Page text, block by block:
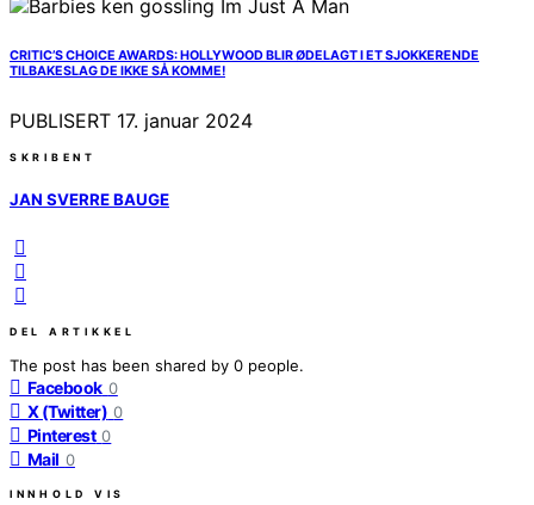
CRITIC’S CHOICE AWARDS: HOLLYWOOD BLIR ØDELAGT I ET SJOKKERENDE
TILBAKESLAG DE IKKE SÅ KOMME!
PUBLISERT 17. januar 2024
SKRIBENT
JAN SVERRE BAUGE
DEL ARTIKKEL
The post has been shared by 0 people.
Facebook 0
X (Twitter) 0
Pinterest 0
Mail 0
INNHOLD VIS